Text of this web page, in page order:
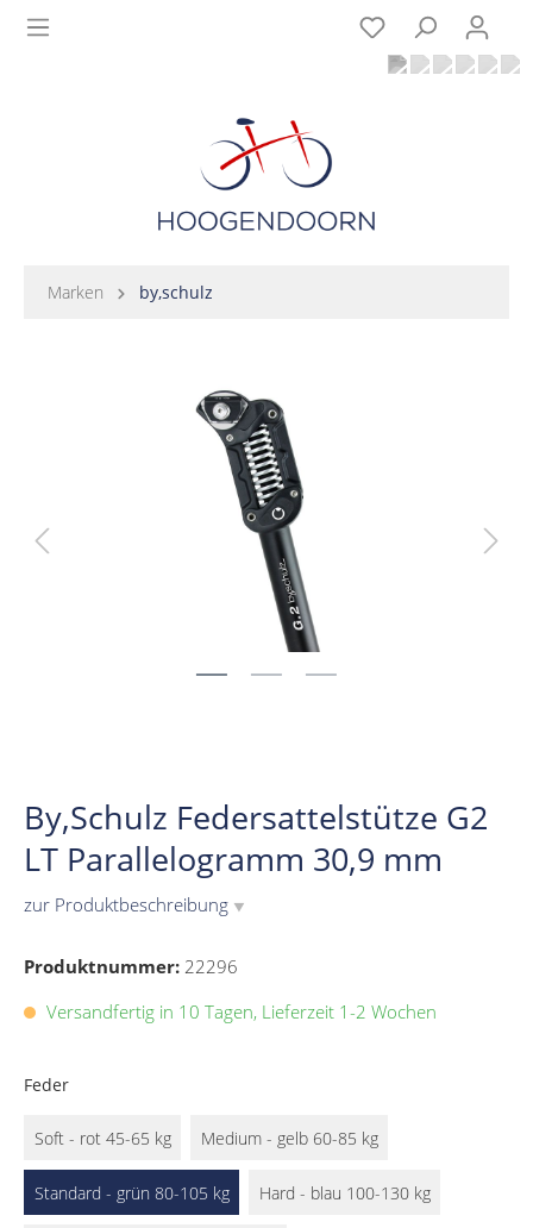
Marken by,schulz
By,Schulz Federsattelstütze G2
LT Parallelogramm 30,9 mm
zur Produktbeschreibung ▼
Produktnummer: 22296
Versandfertig in 10 Tagen, Lieferzeit 1-2 Wochen
Feder
Soft - rot 45-65 kg Medium - gelb 60-85 kg
Standard - grün 80-105 kg Hard - blau 100-130 kg